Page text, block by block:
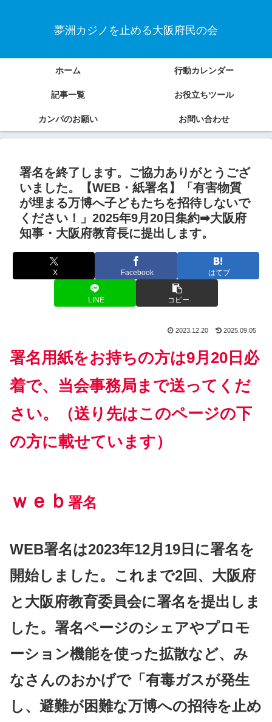
夢洲カジノを止める大阪府民の会
ホーム 行動カレンダー
記事一覧 お役立ちツール
カンパのお願い お問い合わせ
署名を終了します。ご協力ありがとうござ
いました。【WEB・紙署名】「有害物質
が埋まる万博へ子どもたちを招待しないで
ください！」2025年9月20日集約➡大阪府
知事・大阪府教育長に提出します。
X Facebook はてブ
LINE コピー
2023.12.20 2025.09.05
署名用紙をお持ちの方は9月20日必
着で、当会事務局まで送ってくだ
さい。
（送り先はこのページの下
の方に載せています）
ｗｅｂ 署名
WEB署名は2023年12月19日に署名を
開始しました。これまで2回、大阪府
と大阪府教育委員会に署名を提出しま
した。署名ページのシェアやプロモ
ーション機能を使った拡散など、み
なさんのおかげで「有毒ガスが発生
し、避難が困難な万博への招待を止め